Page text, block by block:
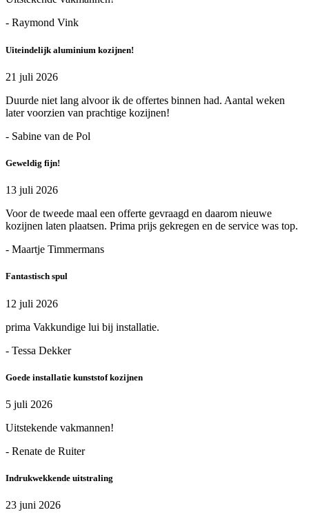
- Raymond Vink
Uiteindelijk aluminium kozijnen!
21 juli 2026
Duurde niet lang alvoor ik de offertes binnen had. Aantal weken
later voorzien van prachtige kozijnen!
- Sabine van de Pol
Geweldig fijn!
13 juli 2026
Voor de tweede maal een offerte gevraagd en daarom nieuwe
kozijnen laten plaatsen. Prima prijs gekregen en de service was top.
- Maartje Timmermans
Fantastisch spul
12 juli 2026
prima Vakkundige lui bij installatie.
- Tessa Dekker
Goede installatie kunststof kozijnen
5 juli 2026
Uitstekende vakmannen!
- Renate de Ruiter
Indrukwekkende uitstraling
23 juni 2026